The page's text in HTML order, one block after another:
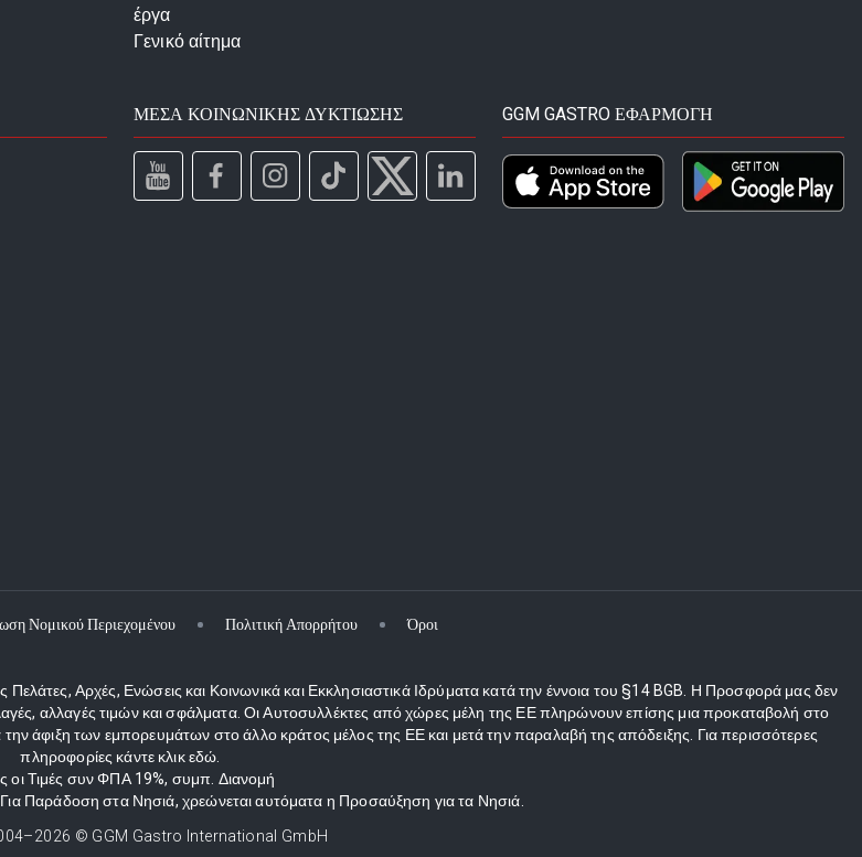
έργα
Γενικό αίτημα
ΜΈΣΑ ΚΟΙΝΩΝΙΚΉΣ ΔΥΚΤΊΩΣΗΣ GGM GASTRO ΕΦΑΡΜΟΓΉ
Νομικού Περιεχομένου Πολιτική Απορρήτου Όροι
Αρχές, Ενώσεις και Κοινωνικά και Εκκλησιαστικά Ιδρύματα κατά την έννοια του §14 BGB. Η Προσφορά μας δεν
αλλαγές τιμών και σφάλματα. Οι Αυτοσυλλέκτες από χώρες μέλη της ΕΕ πληρώνουν επίσης μια προκαταβολή στο
άφιξη των εμπορευμάτων στο άλλο κράτος μέλος της ΕΕ και μετά την παραλαβή της απόδειξης. Για περισσότερες
πληροφορίες κάντε κλικ εδώ.
οι Τιμές συν ΦΠΑ 19%, συμπ. Διανομή
Παράδοση στα Νησιά, χρεώνεται αυτόματα η Προσαύξηση για τα Νησιά.
2026 © GGM Gastro International GmbH